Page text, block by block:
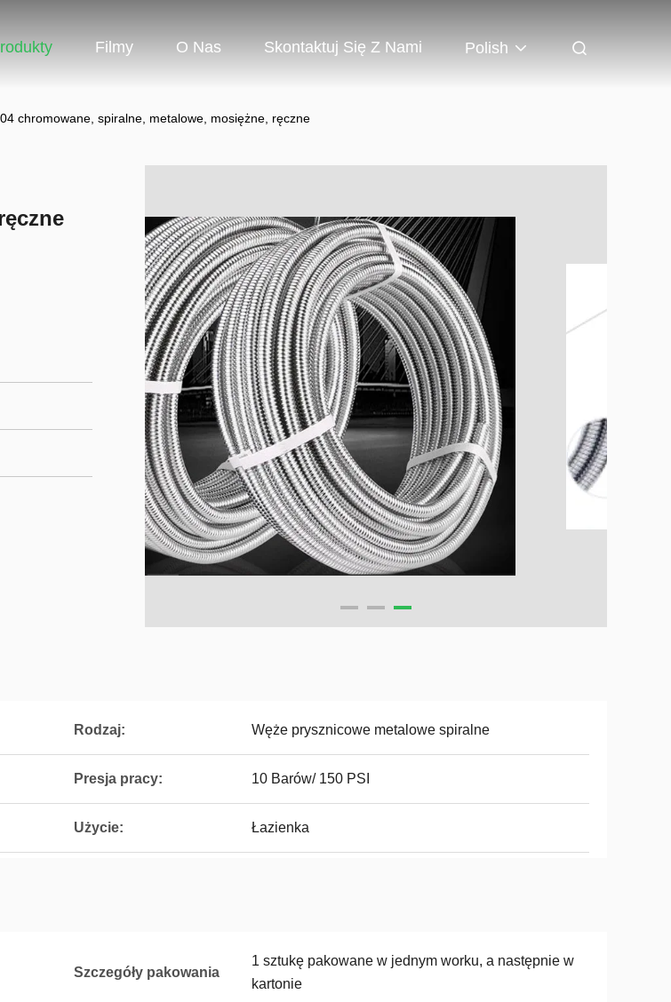
Filmy O Nas Skontaktuj Się Z Nami Polish
chromowane, spiralne, metalowe, mosiężne, ręczne
Rodzaj: Węże prysznicowe metalowe spiralne
Presja pracy: 10 Barów/ 150 PSI
Użycie: Łazienka
Szczegóły pakowania
1 sztukę pakowane w jednym worku, a następnie w
kartonie